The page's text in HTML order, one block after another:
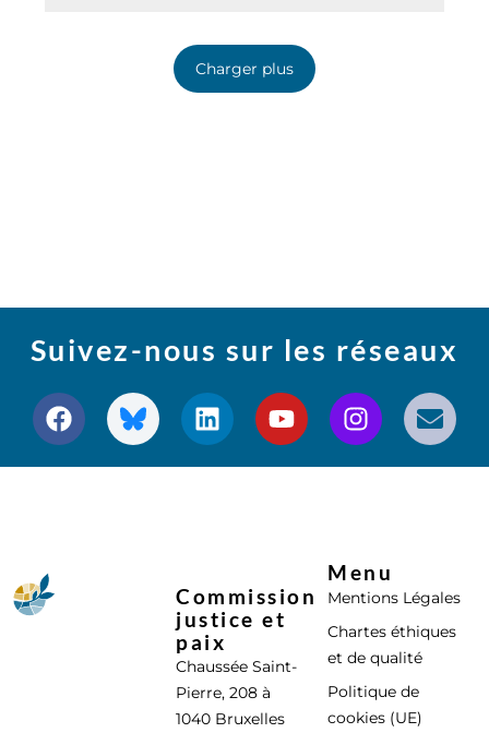
Charger plus
Suivez-nous sur les réseaux
Commission
justice et
paix
Chaussée Saint-
Pierre, 208 à
1040 Bruxelles
Menu
Mentions Légales
Chartes éthiques
et de qualité
Politique de
cookies (UE)